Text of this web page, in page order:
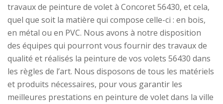
travaux de peinture de volet à Concoret 56430, et cela,
quel que soit la matière qui compose celle-ci : en bois,
en métal ou en PVC. Nous avons à notre disposition
des équipes qui pourront vous fournir des travaux de
qualité et réalisés la peinture de vos volets 56430 dans
les règles de l’art. Nous disposons de tous les matériels
et produits nécessaires, pour vous garantir les
meilleures prestations en peinture de volet dans la ville